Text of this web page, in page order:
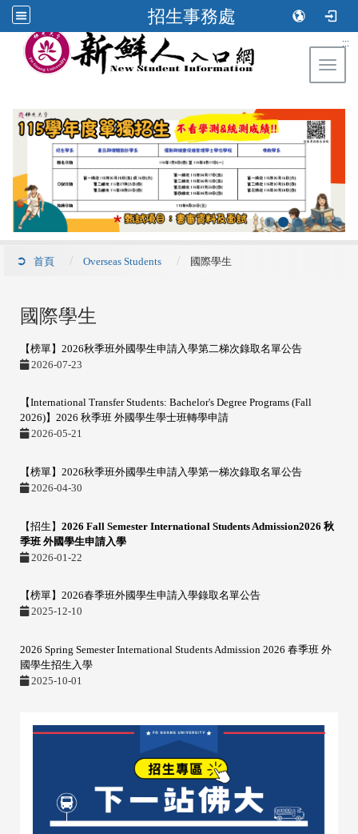
招生事務處
:::
首頁 Overseas Students 國際學生
國際學生
【榜單】2026秋季班外國學生申請入學第二梯次錄取名單公告
2026-07-23
【International Transfer Students: Bachelor's Degree Programs (Fall
2026)】2026 秋季班 外國學生學士班轉學申請
2026-05-21
【榜單】2026秋季班外國學生申請入學第一梯次錄取名單公告
2026-04-30
【招生】 2026 Fall Semester International Students Admission2026 秋
季班 外國學生申請入學
2026-01-22
【榜單】2026春季班外國學生申請入學錄取名單公告
2025-12-10
2026 Spring Semester International Students Admission 2026 春季班 外
國學生招生入學
2025-10-01